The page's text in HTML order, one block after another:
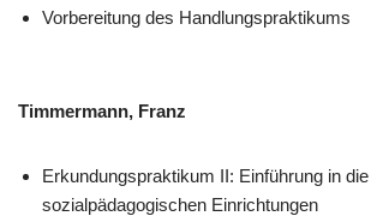
Vorbereitung des
Timmermann, Franz
Erkundungspraktikum II: Einführung in die
sozialpädagogischen Einrichtungen